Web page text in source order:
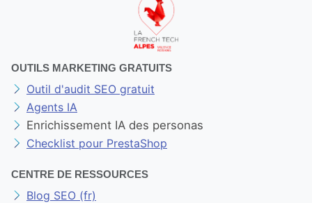
OUTILS MARKETING GRATUITS
Outil d'audit SEO gratuit
Agents IA
Enrichissement IA des personas
Checklist pour PrestaShop
CENTRE DE RESSOURCES
Blog SEO (fr)